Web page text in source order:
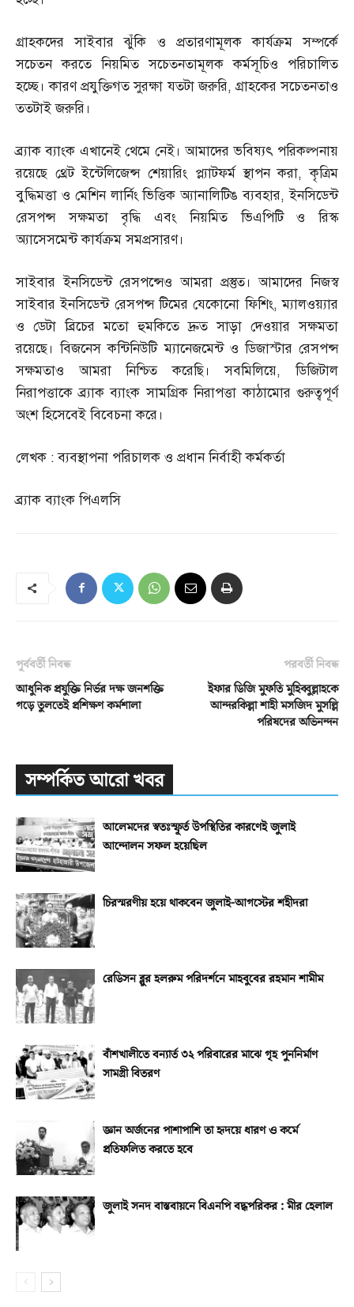
গ্রাহকদের সাইবার ঝুঁকি ও প্রতারণামূলক কার্যক্রম সম্পর্কে
সচেতন করতে নিয়মিত সচেতনতামূলক কর্মসূচিও পরিচালিত
হচ্ছে। কারণ প্রযুক্তিগত সুরক্ষা যতটা জরুরি, গ্রাহকের সচেতনতাও
ততটাই জরুরি।
ব্র্যাক ব্যাংক এখানেই থেমে নেই। আমাদের ভবিষ্যৎ পরিকল্পনায়
রয়েছে থ্রেট ইন্টেলিজেন্স শেয়ারিং প্ল্যাটফর্ম স্থাপন করা,কৃত্রিম
বুদ্ধিমত্তা ও মেশিন লার্নিং ভিত্তিক অ্যানালিটিঙ ব্যবহার,ইনসিডেন্ট
রেসপন্স সক্ষমতা বৃদ্ধি এবং নিয়মিত ভিএপিটি ও রিস্ক
অ্যাসেসমেন্ট কার্যক্রম সমপ্রসারণ।
সাইবার ইনসিডেন্ট রেসপন্সেও আমরা প্রস্তুত। আমাদের নিজস্ব
সাইবার ইনসিডেন্ট রেসপন্স টিমের যেকোনো ফিশিং,ম্যালওয়্যার
ও ডেটা ব্রিচের মতো হুমকিতে দ্রুত সাড়া দেওয়ার সক্ষমতা
রয়েছে। বিজনেস কন্টিনিউটি ম্যানেজমেন্ট ও ডিজাস্টার রেসপন্স
সক্ষমতাও আমরা নিশ্চিত করেছি। সবমিলিয়ে,ডিজিটাল
নিরাপত্তাকে ব্র্যাক ব্যাংক সামগ্রিক নিরাপত্তা কাঠামোর গুরুত্বপূর্ণ
অংশ হিসেবেই বিবেচনা করে।
লেখক :ব্যবস্থাপনা পরিচালক ও প্রধান নির্বাহী কর্মকর্তা
ব্র্যাক ব্যাংক পিএলসি
পূর্ববর্তী নিবন্ধ
আধুনিক প্রযুক্তি নির্ভর দক্ষ জনশক্তি
গড়ে তুলতেই প্রশিক্ষণ কর্মশালা
পরবর্তী নিবন্ধ
ইফার ডিজি মুফতি মুহিব্বুল্লাহকে
আন্দরকিল্লা শাহী মসজিদ মুসল্লি
পরিষদের অভিনন্দন
সম্পর্কিত আরো খবর
আলেমদের স্বতঃস্ফূর্ত উপস্থিতির কারণেই জুলাই
আন্দোলন সফল হয়েছিল
চিরস্মরণীয় হয়ে থাকবেন জুলাই-আগস্টের শহীদরা
রেডিসন ব্লুর হলরুম পরিদর্শনে মাহবুবের রহমান শামীম
বাঁশখালীতে বন্যার্ত ৩২ পরিবারের মাঝে গৃহ পুননির্মাণ
সামগ্রী বিতরণ
জ্ঞান অর্জনের পাশাপাশি তা হৃদয়ে ধারণ ও কর্মে
প্রতিফলিত করতে হবে
জুলাই সনদ বাস্তবায়নে বিএনপি বদ্ধপরিকর : মীর হেলাল